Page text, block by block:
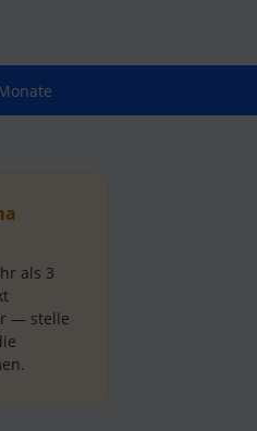
als 3
— stelle